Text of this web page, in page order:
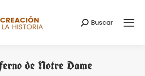
Search:
Buscar
de Notre Dame